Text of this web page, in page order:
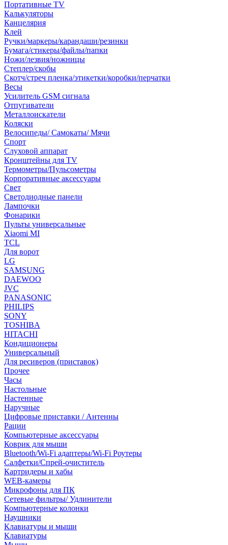
Портативные TV
Калькуляторы
Канцелярия
Клей
Ручки/маркеры/карандаши/резинки
Бумага/стикеры/файлы/папки
Ножи/лезвия/ножницы
Степлер/скобы
Скотч/стреч пленка/этикетки/коробки/перчатки
Весы
Усилитель GSM сигнала
Отпугиватели
Металлоискатели
Коляски
Велосипеды/ Самокаты/ Мячи
Спорт
Слуховой аппарат
Кронштейны для TV
Термометры/Пульсометры
Корпоративные аксессуары
Свет
Светодиодные панели
Лампочки
Фонарики
Пульты универсальные
Xiaomi MI
TCL
Для ворот
LG
SAMSUNG
DAEWOO
JVC
PANASONIC
PHILIPS
SONY
TOSHIBA
HITACHI
Кондиционеры
Универсальный
Для ресиверов (приставок)
Прочее
Часы
Настольные
Настенные
Наручные
Цифровые приставки / Антенны
Рации
Компьютерные аксессуары
Коврик для мыши
Bluetooth/Wi-Fi адаптеры/Wi-Fi Роутеры
Салфетки/Спрей-очиститель
Картридеры и хабы
WEB-камеры
Микрофоны для ПК
Сетевые фильтры/ Удлинители
Компьютерные колонки
Наушники
Клавиатуры и мыши
Клавиатуры